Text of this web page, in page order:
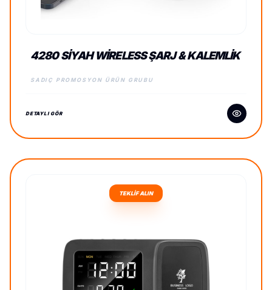
4280 SIYAH WIRELESS ŞARJ & KALEMLIK
SADIÇ PROMOSYON ÜRÜN GRUBU
DETAYLI GÖR
TEKLİF ALIN